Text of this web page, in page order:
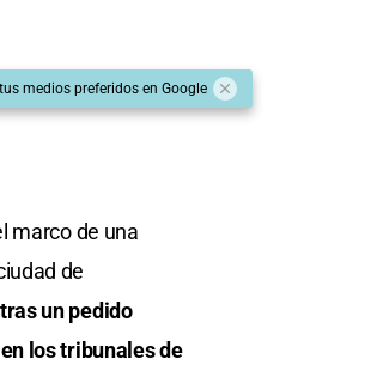
medios preferidos en Google
marco de una
de
un pedido
los tribunales de